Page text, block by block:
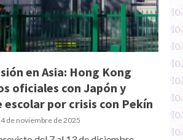
en Asia: Hong Kong
oficiales con Japón y
escolar por crisis con Pekín
de noviembre de 2025